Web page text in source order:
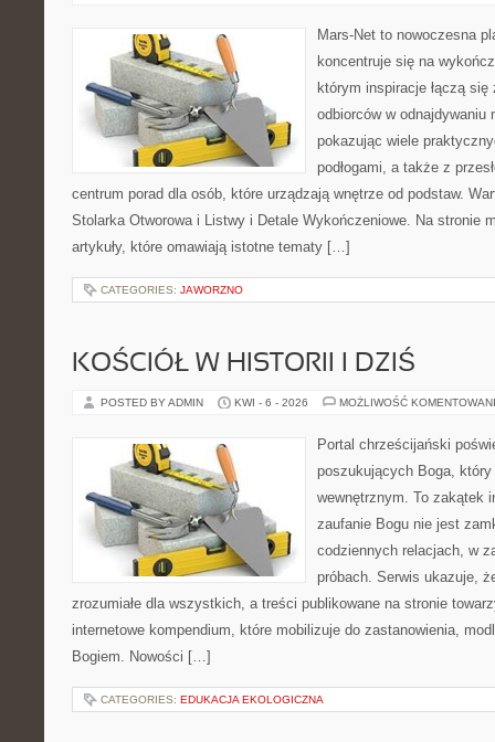
Mars-Net to nowoczesna
koncentruje się na
którym inspiracje łączą
odbiorców w odnajdywaniu
pokazując wiele
podłogami, a także z
centrum porad dla osób, które urządzają wnętrze od podstaw.
Stolarka Otworowa i Listwy i Detale Wykończeniowe. Na stronie
artykuły, które omawiają istotne tematy […]
CATEGORIES: JAWORZNO
KOŚCIÓŁ W HISTORII I DZIŚ
POSTED BY ADMIN KWI - 6 - 2026 MOŻLIWOŚĆ
Portal chrześcijański
poszukujących Boga,
wewnętrznym. To zakątek
zaufanie Bogu nie jest
codziennych relacjach, w
próbach. Serwis ukazuje,
zrozumiałe dla wszystkich, a treści publikowane na stronie
internetowe kompendium, które mobilizuje do zastanowienia,
Bogiem. Nowości […]
CATEGORIES: EDUKACJA EKOLOGICZNA